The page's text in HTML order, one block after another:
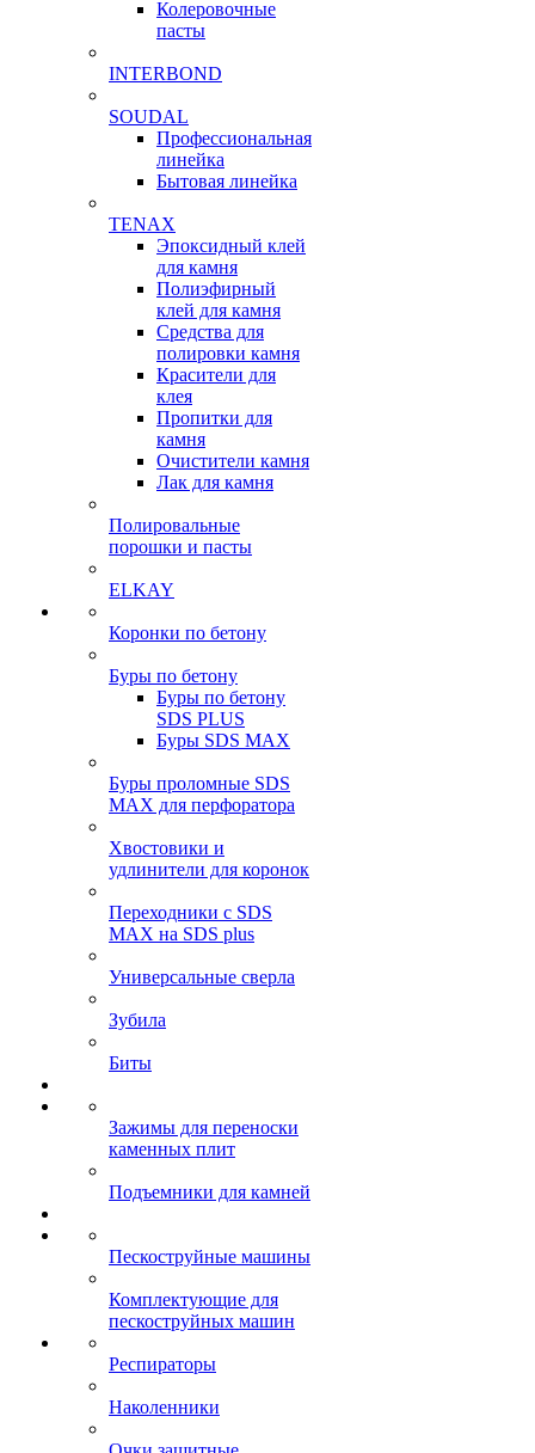
Колеровочные
пасты
INTERBOND
SOUDAL
Профессиональная
линейка
Бытовая линейка
TENAX
Эпоксидный клей
для камня
Полиэфирный
клей для камня
Средства для
полировки камня
Красители для
клея
Пропитки для
камня
Очистители камня
Лак для камня
Полировальные
порошки и пасты
ELKAY
Коронки по бетону
Буры по бетону
Буры по бетону
SDS PLUS
Буры SDS MAX
Буры проломные SDS
MAX для перфоратора
Хвостовики и
удлинители для коронок
Переходники с SDS
MAX на SDS plus
Универсальные сверла
Зубила
Биты
Зажимы для переноски
каменных плит
Подъемники для камней
Пескоструйные машины
Комплектующие для
пескоструйных машин
Респираторы
Наколенники